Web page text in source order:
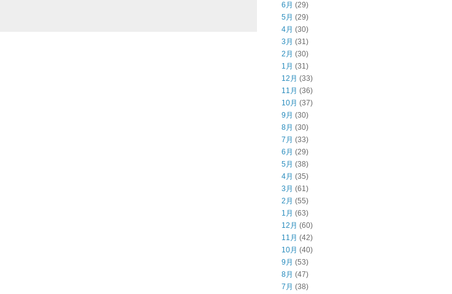
6月 (29)
5月 (29)
4月 (30)
3月 (31)
2月 (30)
1月 (31)
12月 (33)
11月 (36)
10月 (37)
9月 (30)
8月 (30)
7月 (33)
6月 (29)
5月 (38)
4月 (35)
3月 (61)
2月 (55)
1月 (63)
12月 (60)
11月 (42)
10月 (40)
9月 (53)
8月 (47)
7月 (38)